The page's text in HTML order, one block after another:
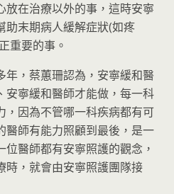
放在治療以外的事，這時安寧
助末期病人緩解症狀(如疼
重要的事。
年，蔡蕙珊認為，安寧緩和醫
安寧緩和醫師才能做，每一科
，因為不管哪一科疾病都有可
醫師有能力照顧到最後，是一
醫師都有安寧照護的觀念，
時，就會由安寧照護團隊接